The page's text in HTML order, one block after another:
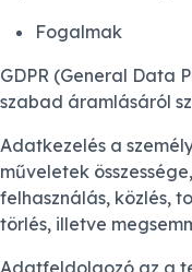
Fogalmak
GDPR (General Data
szabad áramlásáról
Adatkezelés a
műveletek
felhasználás, közlés,
törlés, illetve
Adatfeldolgozó az a